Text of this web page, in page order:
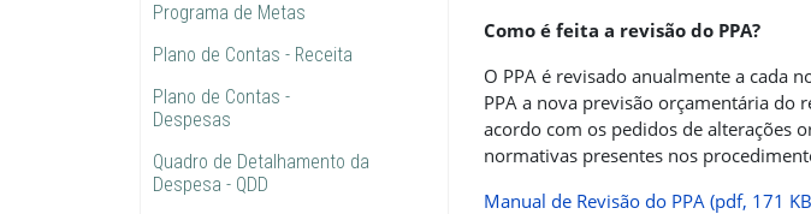
Programa de Metas
Plano de Contas - Receita
Plano de Contas -
Despesas
Quadro de Detalhamento da
Despesa - QDD
Como é feita a revisão do PPA?
O PPA é revisado anualmente a cada
PPA a nova previsão orçamentária do
acordo com os pedidos de alterações
normativas presentes nos
Manual de Revisão do PPA (pdf, 171